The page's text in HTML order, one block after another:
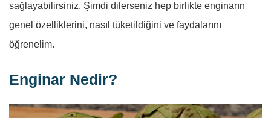
sağlayabilirsiniz. Şimdi dilerseniz hep birlikte enginarın
genel özelliklerini, nasıl tüketildiğini ve faydalarını
öğrenelim.
Enginar Nedir?